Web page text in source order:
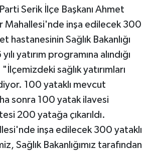
Serik İlçe Başkanı Ahmet
Mahallesi'nde inşa edilecek 300
hastanesinin Sağlık Bakanlığı
yatırım programına alındığı
sağlık yatırımları
100 yataklı mevcut
sonra 100 yatak ilavesi
200 yatağa çıkarıldı.
inşa edilecek 300 yataklı
Sağlık Bakanlığımız tarafından